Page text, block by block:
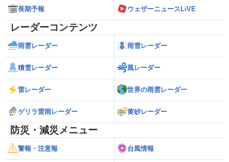
長期予報 ウェザーニュースLiVE
レーダーコンテンツ
雨雲レーダー 雨雪レーダー
積雪レーダー 風レーダー
雷レーダー 世界の雨雲レーダー
ゲリラ雷雨レーダー 黄砂レーダー
防災・減災メニュー
警報・注意報 台風情報